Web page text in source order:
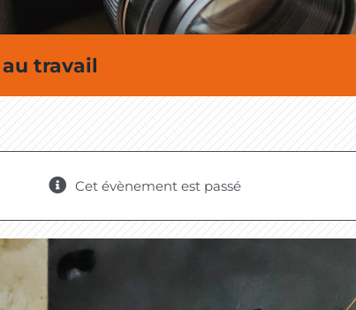
travail
Cet évènement est passé